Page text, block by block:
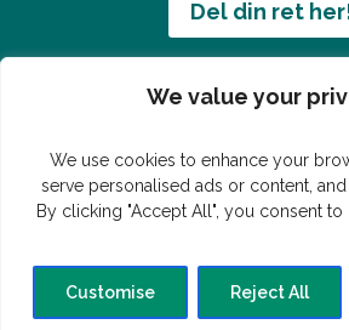
We value your
We use cookies to enhance your
serve personalised ads or content, and
By clicking "Accept All", you consent to
Customise Reject All
Del din ret
Har du en konge ret
© Vildmedmad.dk 2019. God
Hovedret
Bagværk Forret